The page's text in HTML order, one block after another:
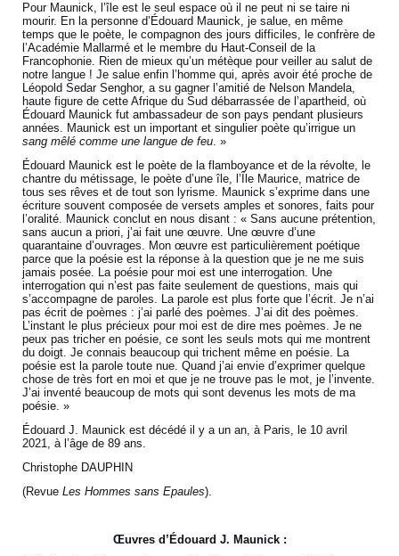
Pour Maunick, l’île est le seul espace où il ne peut ni se taire ni
mourir. En la personne d’Édouard Maunick, je salue, en même
temps que le poète, le compagnon des jours difficiles, le confrère de
l’Académie Mallarmé et le membre du Haut-Conseil de la
Francophonie. Rien de mieux qu’un métèque pour veiller au salut de
notre langue ! Je salue enfin l’homme qui, après avoir été proche de
Léopold Sedar Senghor, a su gagner l’amitié de Nelson Mandela,
haute figure de cette Afrique du Sud débarrassée de l’apartheid, où
Édouard Maunick fut ambassadeur de son pays pendant plusieurs
années. Maunick est un important et singulier poète qu’irrigue un
sang mêlé comme une langue de feu. »
Édouard Maunick est le poète de la flamboyance et de la révolte, le
chantre du métissage, le poète d’une île, l’Île Maurice, matrice de
tous ses rêves et de tout son lyrisme. Maunick s’exprime dans une
écriture souvent composée de versets amples et sonores, faits pour
l’oralité. Maunick conclut en nous disant : « Sans aucune prétention,
sans aucun a priori, j’ai fait une œuvre. Une œuvre d’une
quarantaine d’ouvrages. Mon œuvre est particulièrement poétique
parce que la poésie est la réponse à la question que je ne me suis
jamais posée. La poésie pour moi est une interrogation. Une
interrogation qui n’est pas faite seulement de questions, mais qui
s’accompagne de paroles. La parole est plus forte que l’écrit. Je n’ai
pas écrit de poèmes : j’ai parlé des poèmes. J’ai dit des poèmes.
L’instant le plus précieux pour moi est de dire mes poèmes. Je ne
peux pas tricher en poésie, ce sont les seuls mots qui me montrent
du doigt. Je connais beaucoup qui trichent même en poésie. La
poésie est la parole toute nue. Quand j’ai envie d’exprimer quelque
chose de très fort en moi et que je ne trouve pas le mot, je l’invente.
J’ai inventé beaucoup de mots qui sont devenus les mots de ma
poésie. »
Édouard J. Maunick est décédé il y a un an, à Paris, le 10 avril
2021, à l’âge de 89 ans.
Christophe DAUPHIN
(RevueLes Hommes sans Epaules).
Œuvres d’Édouard J. Maunick :